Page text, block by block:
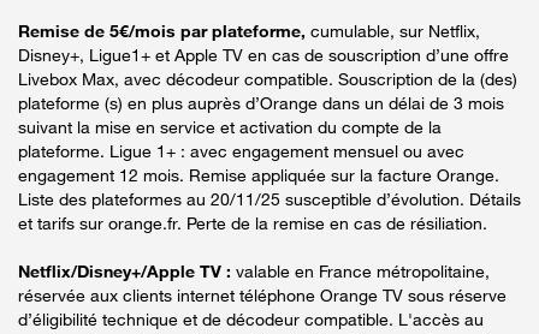
Remise de 5€/mois par plateforme, cumulable, sur Netflix,
Disney+, Ligue1+ et Apple TV en cas de souscription d’une offre
Livebox Max, avec décodeur compatible. Souscription de la (des)
plateforme (s) en plus auprès d’Orange dans un délai de 3 mois
suivant la mise en service et activation du compte de la
plateforme. Ligue 1+ : avec engagement mensuel ou avec
engagement 12 mois. Remise appliquée sur la facture Orange.
Liste des plateformes au 20/11/25 susceptible d’évolution. Détails
et tarifs sur orange.fr. Perte de la remise en cas de résiliation.
Netflix/Disney+/Apple TV : valable en France métropolitaine,
réservée aux clients internet téléphone Orange TV sous réserve
d’éligibilité technique et de décodeur compatible. L'accès au